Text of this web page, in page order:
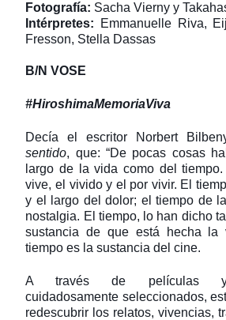
Fotografía: Sacha Vierny y
Intérpretes: Emmanuelle Riva,
Fresson, Stella Dassas
B/N VOSE
#HiroshimaMemoriaViva
Decía el escritor Norbert
sentido, que: “De pocas cosas
largo de la vida como del
vive, el vivido y el por vivir. El
y el largo del dolor; el tiempo de
nostalgia. El tiempo, lo han dicho
sustancia de que está hecha la
tiempo es la sustancia del cine.
A través de películas y
cuidadosamente seleccionados,
redescubrir los relatos, vivencias,